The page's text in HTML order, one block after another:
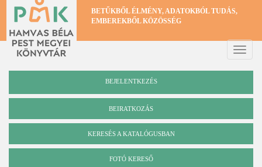
Ugrás
tartalomra
BETŰKBŐL ÉLMÉNY, ADATOKBÓL TUDÁS,
EMBEREKBŐL KÖZÖSSÉG
Toggle
BEJELENTKEZÉS
BEIRATKOZÁS
Katalógus
KERESÉS A KATALÓGUSBAN
FOTÓ KERESŐ